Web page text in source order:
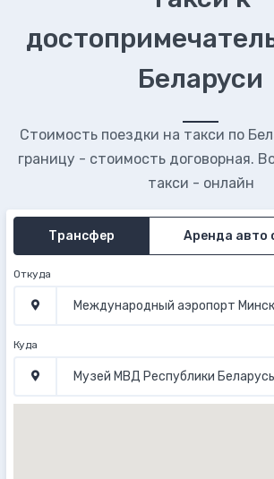
Беларуси
Стоимость поездки на такси по
границу - стоимость договорная.
такси - онлайн
Трансфер Аренда авто
Откуда
Куда